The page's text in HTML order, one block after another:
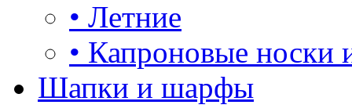
• Летние
• Капроновые носки
Шапки и шарфы